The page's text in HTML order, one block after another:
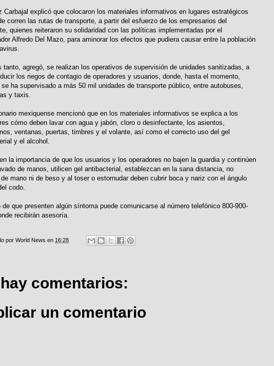
Carbajal explicó que colocaron los materiales informativos en lugares estratégicos
corren las rutas de transporte, a partir del esfuerzo de los empresarios del
quienes reiteraron su solidaridad con las políticas implementadas por el
Alfredo Del Mazo, para aminorar los efectos que pudiera causar entre la población
tanto, agregó, se realizan los operativos de supervisión de unidades sanitizadas, a
los riegos de contagio de operadores y usuarios, donde, hasta el momento,
ha supervisado a más 50 mil unidades de transporte público, entre autobuses,
y taxis.
mexiquense mencionó que en los materiales informativos se explica a los
cómo deben lavar con agua y jabón, cloro o desinfectante, los asientos,
ventanas, puertas, timbres y el volante, así como el correcto uso del gel
y el alcohol.
la importancia de que los usuarios y los operadores no bajen la guardia y continúen
de manos, utilicen gel antibacterial, establezcan en la sana distancia, no
mano ni de beso y al toser o estornudar deben cubrir boca y nariz con el ángulo
codo.
de que presenten algún síntoma puede comunicarse al número telefónico 800-900-
recibirán asesoría.
por World News en 16:28
comentarios:
un comentario